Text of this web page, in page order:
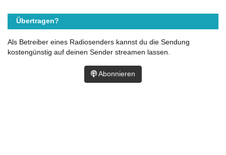
Übertragen?
Als Betreiber eines Radiosenders kannst du die Sendung
kostengünstig auf deinen Sender streamen lassen.
Abonnieren